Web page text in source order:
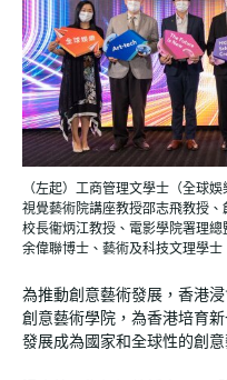
（左起）工商管理文學士（全球
視覺藝術院講座教授邵志飛教授、
校長衞炳江教授、電影學院署理
余偉聯博士、藝術及科技文理學士
為推動創意藝術發展，香港
創意藝術學院，為香港培育
發展成為國家和全球性的創意